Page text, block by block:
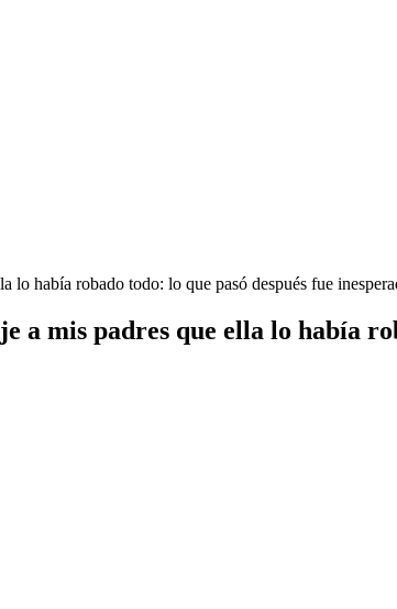
lo había robado todo: lo que pasó después fue
a mis padres que ella lo había